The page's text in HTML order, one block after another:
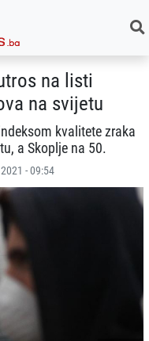
na listi
na svijetu
kvalitete zraka
a Skoplje na 50.
- 09:54